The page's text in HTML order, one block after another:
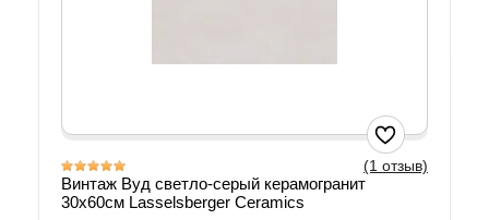
(1 отзыв)
Винтаж Вуд светло-серый керамогранит
30х60см Lasselsberger Ceramics